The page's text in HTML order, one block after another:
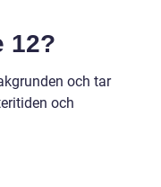
12?
och tar
och